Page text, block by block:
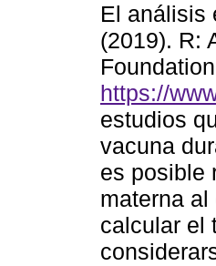
El análisis
(2019). R:
https://
estudios
vacuna
es posible
materna
calcular el